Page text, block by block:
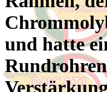
und hatte